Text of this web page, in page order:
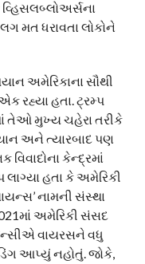
મત ધરાવતા લોકોને
અમેરિકાના સૌથી
રહ્યા હતા. ટ્રમ્પ
તેઓ મુખ્ય ચહેરા તરીકે
અને ત્યારબાદ પણ
કેન્દ્રમાં
હતા કે અમેરિકી
નામની સંસ્થા
અમેરિકી સંસદ
વાયરસને વધુ
આપ્યું નહોતું. જોકે,